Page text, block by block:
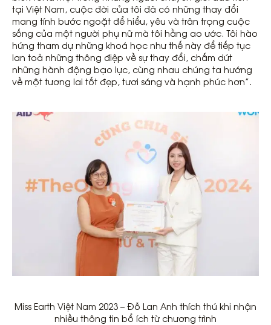
tại Việt Nam, cuộc đời của tôi đã có những thay đổi
mang tính bước ngoặt để hiểu, yêu và trân trọng cuộc
sống của một người phụ nữ mà tôi hằng ao ước. Tôi hào
hứng tham dự những khoá học như thế này để tiếp tục
lan toả những thông điệp về sự thay đổi, chấm dứt
những hành động bạo lực, cùng nhau chúng ta hướng
về một tương lai tốt đẹp, tươi sáng và hạnh phúc hơn”.
Miss Earth Việt Nam 2023 – Đỗ Lan Anh thích thú khi nhận
nhiều thông tin bổ ích từ chương trình